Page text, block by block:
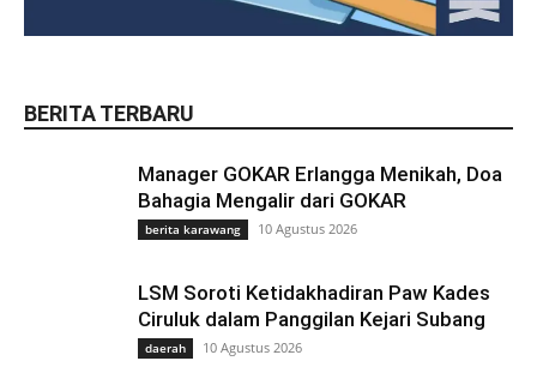
BERITA TERBARU
Manager GOKAR Erlangga Menikah, Doa
Bahagia Mengalir dari GOKAR
berita karawang 10 Agustus 2026
LSM Soroti Ketidakhadiran Paw Kades
Ciruluk dalam Panggilan Kejari Subang
daerah 10 Agustus 2026